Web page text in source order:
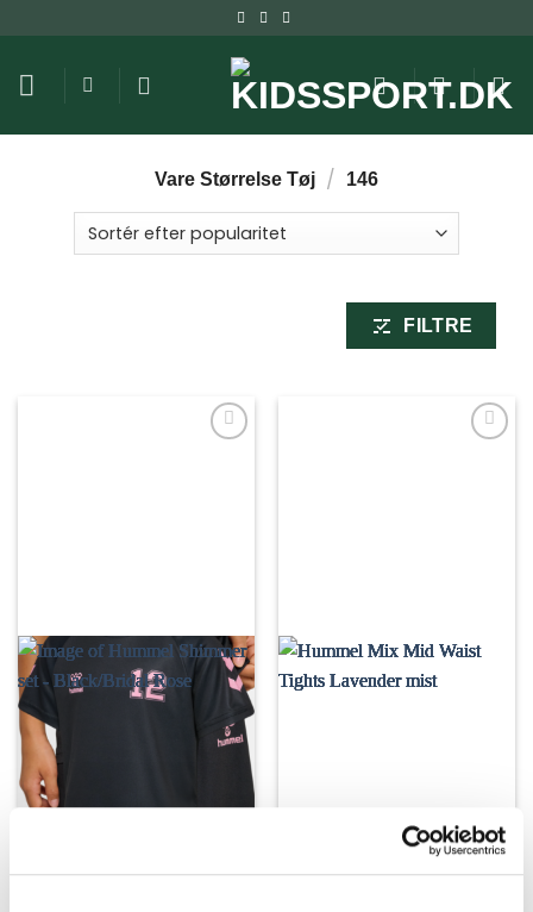
til
indhold
Vare Størrelse Tøj / 146
FILTRE